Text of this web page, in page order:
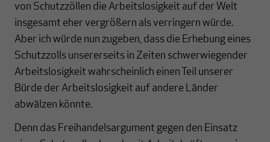
von Schutzzöllen die Arbeitslosigkeit auf der Welt
insgesamt eher vergrößern als verringern würde.
Aber ich würde nun zugeben, dass die Erhebung eines
Schutzzolls unsererseits in Zeiten schwerwiegender
Arbeitslosigkeit wahrscheinlich einen Teil unserer
Bürde der Arbeitslosigkeit auf andere Länder
abwälzen könnte.
Denn das Freihandelsargument gegen den Einsatz